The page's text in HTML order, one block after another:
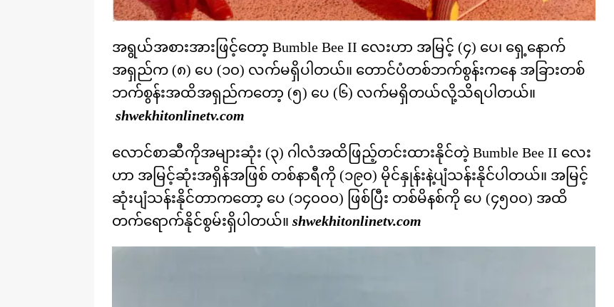
အရွယ်အစားအားဖြင့်တော့ Bumble Bee II လေးဟာ အမြင့် (၄) ပေ၊ ရှေ့နောက်
အရှည်က (၈) ပေ (၁၀) လက်မရှိပါတယ်။ တောင်ပံတစ်ဘက်စွန်းကနေ အခြားတစ်
ဘက်စွန်းအထိအရှည်ကတော့ (၅) ပေ (၆) လက်မရှိတယ်လို့သိရပါတယ်။
shwekhitonlinetv.com
လောင်စာဆီကိုအများဆုံး (၃) ဂါလံအထိဖြည့်တင်းထားနိုင်တဲ့ Bumble Bee II လေး
ဟာ အမြင့်ဆုံးအရှိန်အဖြစ် တစ်နာရီကို (၁၉၀) မိုင်နှုန်းနဲ့ပျံသန်းနိုင်ပါတယ်။ အမြင့်
ဆုံးပျံသန်းနိုင်တာကတော့ ပေ (၁၄၀၀၀) ဖြစ်ပြီး တစ်မိနစ်ကို ပေ (၄၅၀၀) အထိ
တက်ရောက်နိုင်စွမ်းရှိပါတယ်။ shwekhitonlinetv.com